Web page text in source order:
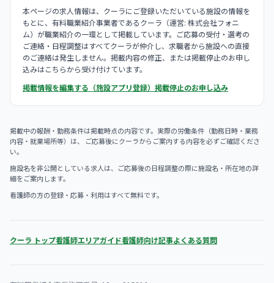
本ページの求人情報は、クーラにご登録いただいている施設の情報を
もとに、有料職業紹介事業者であるクーラ（運営: 株式会社フォニ
ム）が職業紹介の一環として掲載しています。ご応募の受付・選考の
ご連絡・日程調整はすべてクーラが仲介し、求職者から施設への直接
のご連絡は発生しません。掲載内容の修正、または掲載停止のお申し
込みはこちらから受け付けています。
掲載情報を編集する（施設アプリ登録） 掲載停止のお申し込み
掲載中の報酬・勤務条件は掲載時点の内容です。実際の労働条件（勤務日時・業務
内容・就業場所等）は、 ご応募後にクーラからご案内する内容を必ずご確認くださ
い。
施設名を非公開としている求人は、ご応募後の日程調整の際に施設名・所在地の詳
細をご案内します。
看護師の方の登録・応募・利用はすべて無料です。
クーラ トップ看護師エリアガイド看護師向け記事よくある質問